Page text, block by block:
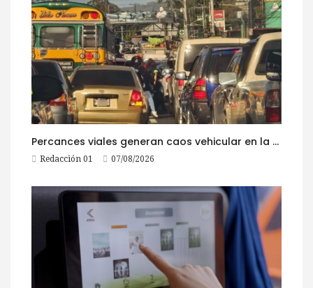
Percances viales generan caos vehicular en la ruta al Pacífico este viernes
Redacción 01 07/08/2026